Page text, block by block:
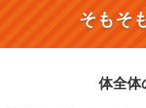
そもそ
体全体